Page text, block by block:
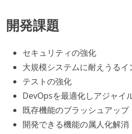
開発課題
セキュリティの強化
大規模システムに耐えうる
テストの強化
DevOpsを最適化しアジャイ
既存機能のブラッシュアップ
開発できる機能の属人化解消